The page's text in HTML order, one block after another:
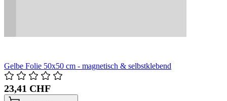
Gelbe Folie 50x50 cm - magnetisch & selbstklebend
23,41 CHF